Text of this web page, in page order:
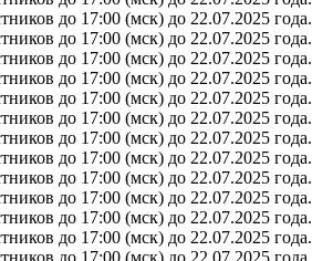
до 17:00 (мск) до 22.07.2025 года.
до 17:00 (мск) до 22.07.2025 года.
до 17:00 (мск) до 22.07.2025 года.
до 17:00 (мск) до 22.07.2025 года.
до 17:00 (мск) до 22.07.2025 года.
до 17:00 (мск) до 22.07.2025 года.
до 17:00 (мск) до 22.07.2025 года.
до 17:00 (мск) до 22.07.2025 года.
до 17:00 (мск) до 22.07.2025 года.
до 17:00 (мск) до 22.07.2025 года.
до 17:00 (мск) до 22.07.2025 года.
до 17:00 (мск) до 22.07.2025 года.
до 17:00 (мск) до 22.07.2025 года.